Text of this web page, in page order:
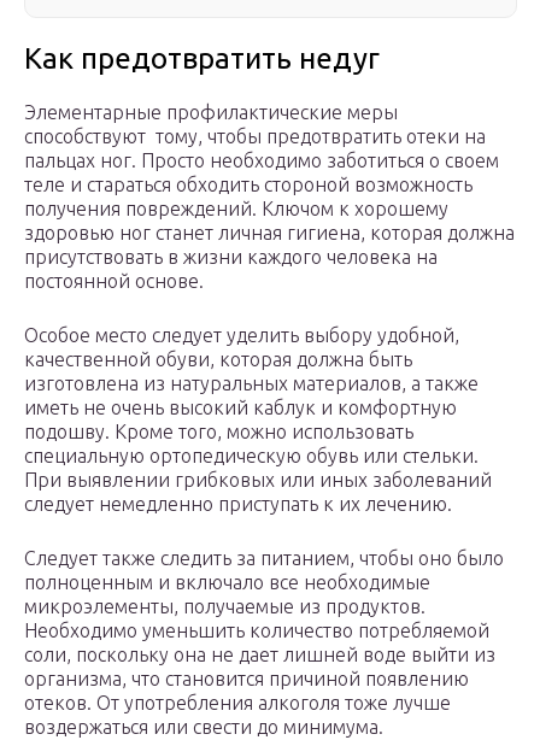
Как предотвратить недуг
Элементарные профилактические меры
способствуют тому, чтобы предотвратить отеки на
пальцах ног. Просто необходимо заботиться о своем
теле и стараться обходить стороной возможность
получения повреждений. Ключом к хорошему
здоровью ног станет личная гигиена, которая должна
присутствовать в жизни каждого человека на
постоянной основе.
Особое место следует уделить выбору удобной,
качественной обуви, которая должна быть
изготовлена из натуральных материалов, а также
иметь не очень высокий каблук и комфортную
подошву. Кроме того, можно использовать
специальную ортопедическую обувь или стельки.
При выявлении грибковых или иных заболеваний
следует немедленно приступать к их лечению.
Следует также следить за питанием, чтобы оно было
полноценным и включало все необходимые
микроэлементы, получаемые из продуктов.
Необходимо уменьшить количество потребляемой
соли, поскольку она не дает лишней воде выйти из
организма, что становится причиной появлению
отеков. От употребления алкоголя тоже лучше
воздержаться или свести до минимума.